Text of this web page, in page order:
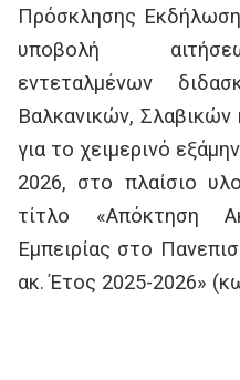
Πρόσκλησης
υποβολή
εντεταλμένων
Βαλκανικών,
για το χειμερινό
2026, στο πλαίσιο
τίτλο «Απόκτηση
Εμπειρίας στο
ακ. Έτος 2025-2026»